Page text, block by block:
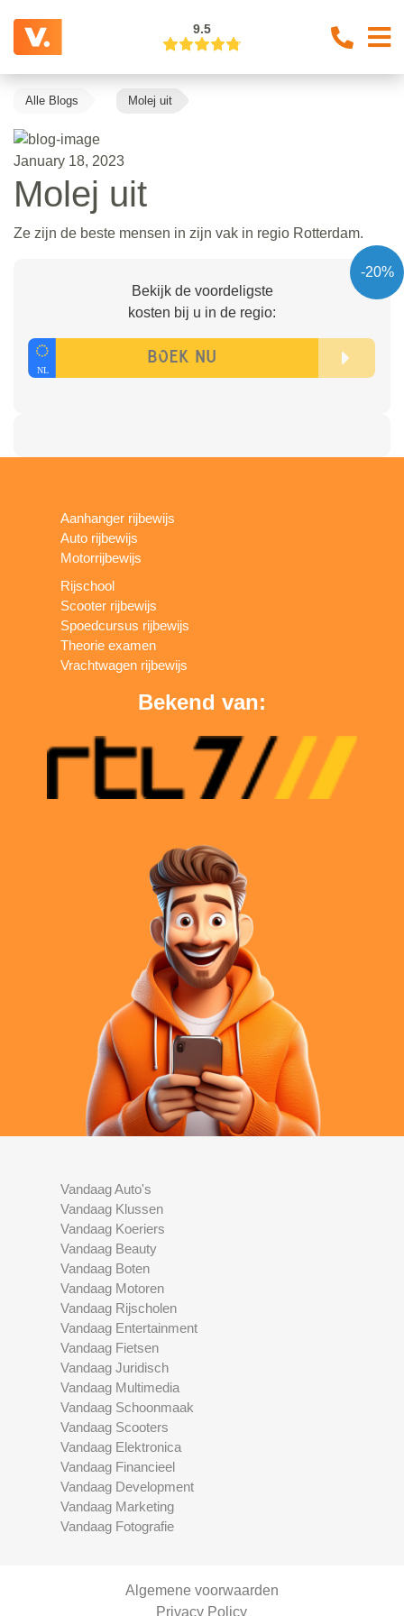
9.5
Alle Blogs Molej uit
January 18, 2023
Molej uit
Ze zijn de beste mensen in zijn vak in regio Rotterdam.
-20%
Bekijk de voordeligste
kosten bij u in de regio:
Aanhanger rijbewijs
Auto rijbewijs
Motorrijbewijs
Rijschool
Scooter rijbewijs
Spoedcursus rijbewijs
Theorie examen
Vrachtwagen rijbewijs
Bekend van:
Vandaag Auto's
Vandaag Klussen
Vandaag Koeriers
Vandaag Beauty
Vandaag Boten
Vandaag Motoren
Vandaag Rijscholen
Vandaag Entertainment
Vandaag Fietsen
Vandaag Juridisch
Vandaag Multimedia
Vandaag Schoonmaak
Vandaag Scooters
Vandaag Elektronica
Vandaag Financieel
Vandaag Development
Vandaag Marketing
Vandaag Fotografie
Algemene voorwaarden
Privacy Policy